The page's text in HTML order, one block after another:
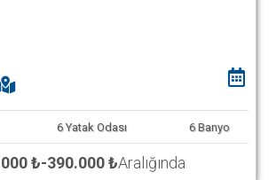
6 Yatak Odası 6 Banyo
₺-390.000 ₺Aralığında